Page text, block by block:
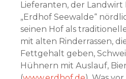
Lieferanten, der Landwirt
„Erdhof Seewalde“
seinen Hof als
mit alten Rinderrassen,
Fettgehalt geben,
Hühnern mit Auslauf,